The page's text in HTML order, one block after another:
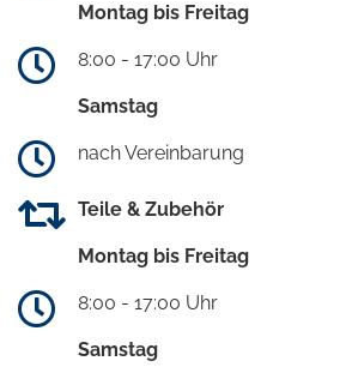
Montag bis Freitag
8:00 - 17:00 Uhr
Samstag
nach Vereinbarung
Teile & Zubehör
Montag bis Freitag
8:00 - 17:00 Uhr
Samstag